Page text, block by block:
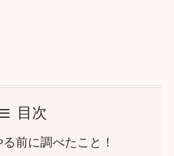
目次
前に調べたこと！